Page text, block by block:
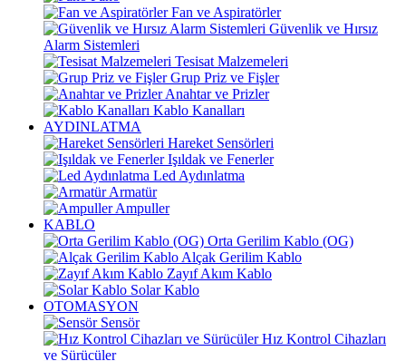
Fan ve Aspiratörler
Güvenlik ve Hırsız
Alarm Sistemleri
Tesisat Malzemeleri
Grup Priz ve Fişler
Anahtar ve Prizler
Kablo Kanalları
AYDINLATMA
Hareket Sensörleri
Işıldak ve Fenerler
Led Aydınlatma
Armatür
Ampuller
KABLO
Orta Gerilim Kablo (OG)
Alçak Gerilim Kablo
Zayıf Akım Kablo
Solar Kablo
OTOMASYON
Sensör
Hız Kontrol Cihazları
ve Sürücüler